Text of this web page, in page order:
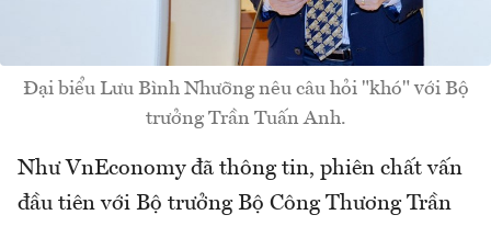
Đại biểu Lưu Bình Nhưỡng nêu câu hỏi "khó" với Bộ
trưởng Trần Tuấn Anh.
Như VnEconomy đã thông tin, phiên chất vấn
đầu tiên với Bộ trưởng Bộ Công Thương Trần